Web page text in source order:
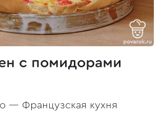
с помидорами
— Французская кухня